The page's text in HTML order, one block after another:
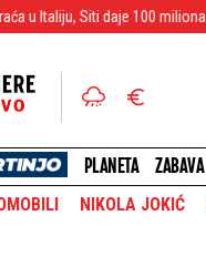
100 miliona za tinejdžera
PLANETA ZABAVA
NIKOLA JOKIĆ